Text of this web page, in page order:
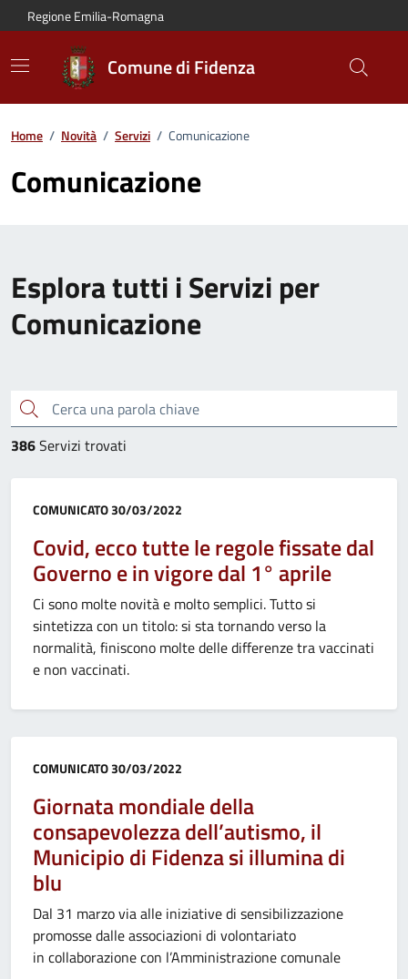
Vai al contenuto principale
Vai alla navigazione del sito
Vai al piede di pagina
Regione Emilia-Romagna
Comune di Fidenza
Home / Novità / Servizi / Comunicazione
Comunicazione
Esplora tutti i Servizi per
Comunicazione
Cerca una parola chiave
386Servizi trovati
Categoria:
COMUNICATO30/03/2022
Covid, ecco tutte le regole fissate dal
Governo e in vigore dal 1° aprile
Ci sono molte novità e molto semplici. Tutto si
sintetizza con un titolo: si sta tornando verso la
normalità, finiscono molte delle differenze tra vaccinati
e non vaccinati.
Categoria:
COMUNICATO30/03/2022
Giornata mondiale della
consapevolezza dell’autismo, il
Municipio di Fidenza si illumina di
blu
Dal 31 marzo via alle iniziative di sensibilizzazione
promosse dalle associazioni di volontariato
in collaborazione con l’Amministrazione comunale